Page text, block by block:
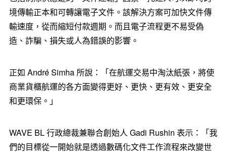
境傳輸正本和可轉讓電子文件。該解決方案可加快文件傳
輸速度，從而縮短付款週期。而且電子流程更不易受偽
造、詐騙、損失或人為錯誤的影響。
正如 André Simha 所說：「在航運交易中淘汰紙張，將使
商業貨櫃航運的各方面變得更好、更快、更有效、更安全
和更環保。」
WAVE BL 行政總裁兼聯合創始人 Gadi Rushin 表示：「我
們的目標從一開始就是透過數碼化文件工作流程來改變世